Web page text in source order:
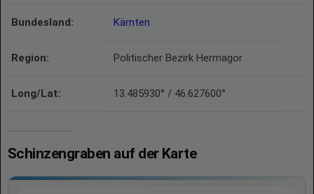
Bundesland: Kärnten
Region: Politischer Bezirk Hermagor
Long/Lat: 13.485930° / 46.627600°
Schinzengraben auf der Karte